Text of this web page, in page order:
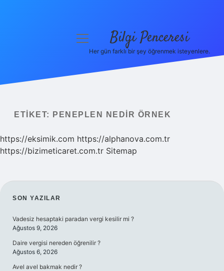
Yasal Uyarı
Hakkımızda
menüyü
Bilgi Penceresi
Her gün farklı bir şey öğrenmek isteyenlere.
ETIKET: PENEPLEN NEDIR ÖRNEK
https://eksimik.com https://alphanova.com.tr
https://bizimeticaret.com.tr Sitemap
SIDEBAR
SON YAZILAR
Vadesiz hesaptaki paradan vergi kesilir mi ?
Ağustos 9, 2026
Daire vergisi nereden öğrenilir ?
Ağustos 6, 2026
Avel avel bakmak nedir ?